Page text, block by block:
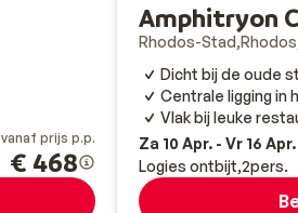
vanaf prijs p.p.
€ 468
Amphitryon
Rhodos-Stad Rhodos
Dicht bij de oude
Centrale ligging in
Vlak bij leuke
Za 10 Apr. - Vr 16 Apr.
Logies ontbijt 2pers.